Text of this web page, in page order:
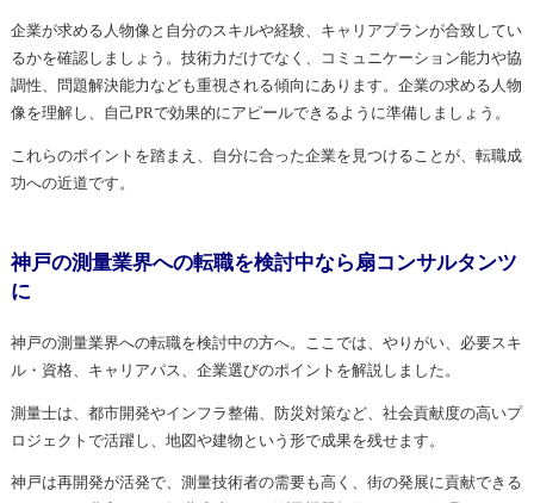
企業が求める人物像と自分のスキルや経験、キャリアプランが合致してい
るかを確認しましょう。技術力だけでなく、コミュニケーション能力や協
調性、問題解決能力なども重視される傾向にあります。企業の求める人物
像を理解し、自己PRで効果的にアピールできるように準備しましょう。
これらのポイントを踏まえ、自分に合った企業を見つけることが、転職成
功への近道です。
神戸の測量業界への転職を検討中なら扇コンサルタンツ
に
神戸の測量業界への転職を検討中の方へ。ここでは、やりがい、必要スキ
ル・資格、キャリアパス、企業選びのポイントを解説しました。
測量士は、都市開発やインフラ整備、防災対策など、社会貢献度の高いプ
ロジェクトで活躍し、地図や建物という形で成果を残せます。
神戸は再開発が活発で、測量技術者の需要も高く、街の発展に貢献できる